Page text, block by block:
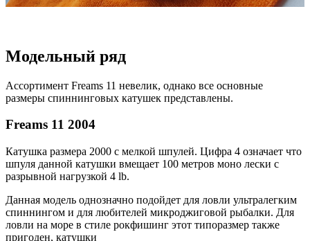
Модельный ряд
Ассортимент Freams 11 невелик, однако все основные
размеры спиннинговых катушек представлены.
Freams 11 2004
Катушка размера 2000 с мелкой шпулей. Цифра 4 означает что
шпуля данной катушки вмещает 100 метров моно лески с
разрывной нагрузкой 4 lb.
Данная модель однозначно подойдет для ловли ультралегким
спиннингом и для любителей микроджиговой рыбалки. Для
ловли на море в стиле рокфишинг этот типоразмер также
пригоден, катушки